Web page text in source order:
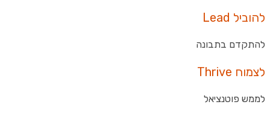
להוביל Lead
להתקדם בתבונה
לצמוח Thrive
לממש פוטנציאל